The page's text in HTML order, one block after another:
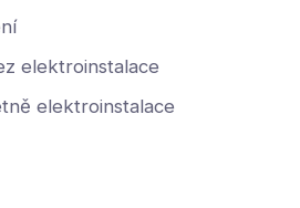
elektroinstalace
elektroinstalace